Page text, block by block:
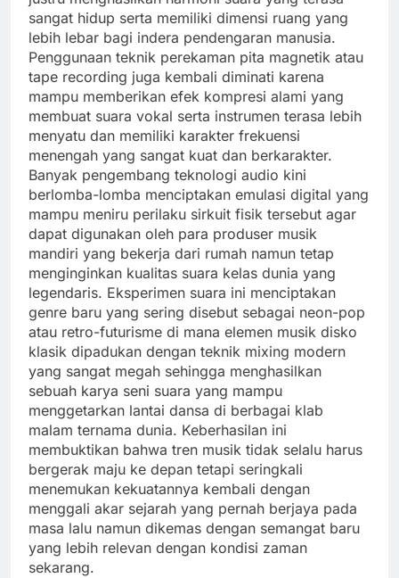
sangat hidup serta memiliki dimensi ruang yang
lebih lebar bagi indera pendengaran manusia.
Penggunaan teknik perekaman pita magnetik atau
tape recording juga kembali diminati karena
mampu memberikan efek kompresi alami yang
membuat suara vokal serta instrumen terasa lebih
menyatu dan memiliki karakter frekuensi
menengah yang sangat kuat dan berkarakter.
Banyak pengembang teknologi audio kini
berlomba-lomba menciptakan emulasi digital yang
mampu meniru perilaku sirkuit fisik tersebut agar
dapat digunakan oleh para produser musik
mandiri yang bekerja dari rumah namun tetap
menginginkan kualitas suara kelas dunia yang
legendaris. Eksperimen suara ini menciptakan
genre baru yang sering disebut sebagai neon-pop
atau retro-futurisme di mana elemen musik disko
klasik dipadukan dengan teknik mixing modern
yang sangat megah sehingga menghasilkan
sebuah karya seni suara yang mampu
menggetarkan lantai dansa di berbagai klab
malam ternama dunia. Keberhasilan ini
membuktikan bahwa tren musik tidak selalu harus
bergerak maju ke depan tetapi seringkali
menemukan kekuatannya kembali dengan
menggali akar sejarah yang pernah berjaya pada
masa lalu namun dikemas dengan semangat baru
yang lebih relevan dengan kondisi zaman
sekarang.